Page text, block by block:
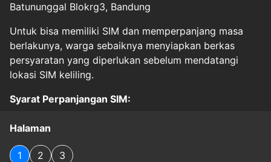
Batununggal Blokrg3, Bandung
Untuk bisa memiliki SIM dan memperpanjang masa
berlakunya, warga sebaiknya menyiapkan berkas
persyaratan yang diperlukan sebelum mendatangi
lokasi SIM keliling.
Syarat Perpanjangan SIM:
Halaman
1 2 3